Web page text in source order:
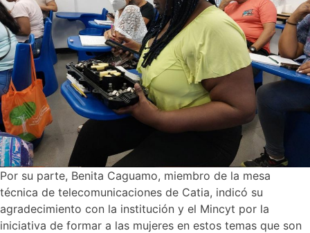
Por su parte, Benita Caguamo, miembro de la mesa
técnica de telecomunicaciones de Catia, indicó su
agradecimiento con la institución y el Mincyt por la
iniciativa de formar a las mujeres en estos temas que son